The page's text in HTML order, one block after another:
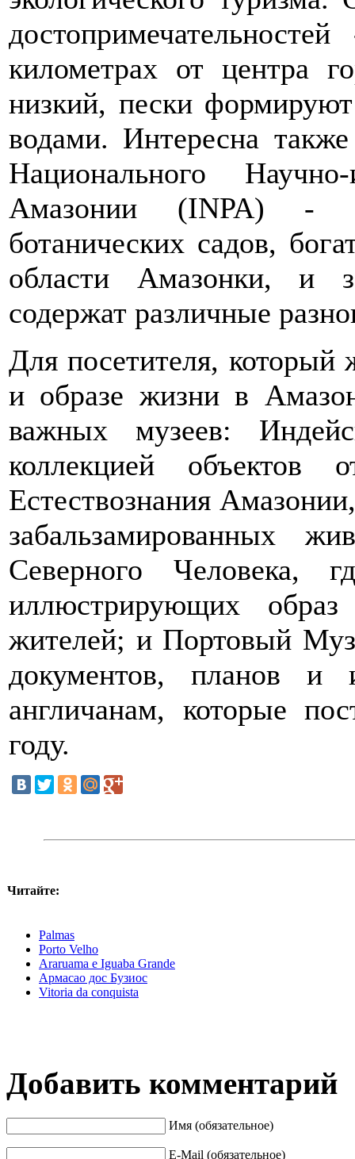
километрах от центра
низкий, пески
водами. Интересна
Национального Научно-
Амазонии (INPA) -
ботанических садов,
области Амазонки, и
содержат различные
Для посетителя, который
и образе жизни в
важных музеев:
коллекцией
Естествознания
забальзамированных
Северного Человека,
иллюстрирующих
жителей; и Портовый
документов, планов и
англичанам, которые
году.
Читайте:
Palmas
Porto Velho
Araruama e Iguaba Grande
Армасао дос Бузиос
Vitoria da conquista
Добавить комментарий
Имя (обязательное)
E-Mail (обязательное)